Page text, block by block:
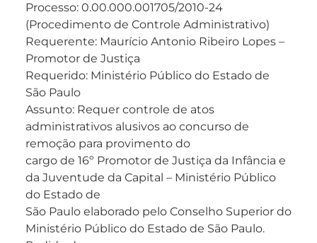
Processo: 0.00.000.001705/2010-24
(Procedimento de Controle Administrativo)
Requerente: Maurício Antonio Ribeiro Lopes –
Promotor de Justiça
Requerido: Ministério Público do Estado de
São Paulo
Assunto: Requer controle de atos
administrativos alusivos ao concurso de
remoção para provimento do
cargo de 16º Promotor de Justiça da Infância e
da Juventude da Capital – Ministério Público
do Estado de
São Paulo elaborado pelo Conselho Superior do
Ministério Público do Estado de São Paulo.